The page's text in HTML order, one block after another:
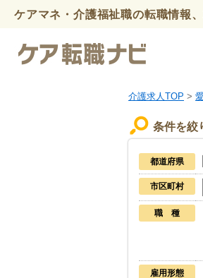
ケアマネ・介護福祉職の転職情報
介護求人TOP >
条件を絞
都道府県
市区町村
職 種
雇用形態